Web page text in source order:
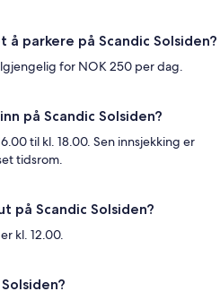
å parkere på Scandic Solsiden?
for NOK 250 per dag.
på Scandic Solsiden?
til kl. 18.00. Sen innsjekking er
tidsrom.
på Scandic Solsiden?
kl. 12.00.